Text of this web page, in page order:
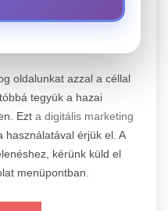
+
roller javítási és
Szakértő
szervízt nyújtanak
és modellhez.
Látogatása
+
szolgáltatások,
média kezelést és
oldalunkat azzal a céllal
tegyük a hazai
Ezt a digitális marketing
használatával érjük el. A
kérünk küld el
menüpontban.